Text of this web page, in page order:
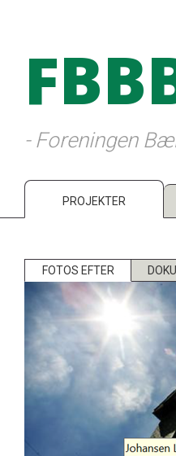
- Foreningen
PROJEKTER
FOTOS EFTER